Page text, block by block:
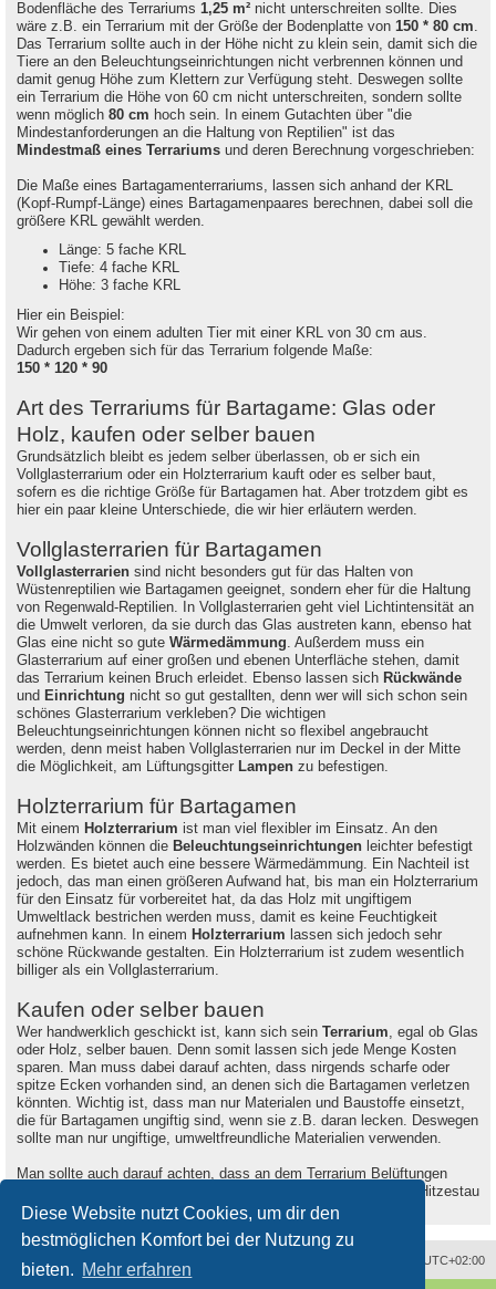
Diese Website nutzt Cookies, um dir den
bestmöglichen Komfort bei der Nutzung zu
bieten. Mehr erfahren
Bodenfläche des Terrariums 1,25 m² nicht unterschreiten sollte. Dies
wäre z.B. ein Terrarium mit der Größe der Bodenplatte von 150 * 80 cm.
Das Terrarium sollte auch in der Höhe nicht zu klein sein, damit sich die
Tiere an den Beleuchtungseinrichtungen nicht verbrennen können und
damit genug Höhe zum Klettern zur Verfügung steht. Deswegen sollte
ein Terrarium die Höhe von 60 cm nicht unterschreiten, sondern sollte
wenn möglich 80 cm hoch sein. In einem Gutachten über "die
Mindestanforderungen an die Haltung von Reptilien" ist das
Mindestmaß eines Terrariums und deren Berechnung vorgeschrieben:
Die Maße eines Bartagamenterrariums, lassen sich anhand der KRL
(Kopf-Rumpf-Länge) eines Bartagamenpaares berechnen, dabei soll die
größere KRL gewählt werden.
Länge: 5 fache KRL
Tiefe: 4 fache KRL
Höhe: 3 fache KRL
Hier ein Beispiel:
Wir gehen von einem adulten Tier mit einer KRL von 30 cm aus.
Dadurch ergeben sich für das Terrarium folgende Maße:
150 * 120 * 90
Art des Terrariums für Bartagame: Glas oder
Holz, kaufen oder selber bauen
Grundsätzlich bleibt es jedem selber überlassen, ob er sich ein
Vollglasterrarium oder ein Holzterrarium kauft oder es selber baut,
sofern es die richtige Größe für Bartagamen hat. Aber trotzdem gibt es
hier ein paar kleine Unterschiede, die wir hier erläutern werden.
Vollglasterrarien für Bartagamen
Vollglasterrarien sind nicht besonders gut für das Halten von
Wüstenreptilien wie Bartagamen geeignet, sondern eher für die Haltung
von Regenwald-Reptilien. In Vollglasterrarien geht viel Lichtintensität an
die Umwelt verloren, da sie durch das Glas austreten kann, ebenso hat
Glas eine nicht so gute Wärmedämmung. Außerdem muss ein
Glasterrarium auf einer großen und ebenen Unterfläche stehen, damit
das Terrarium keinen Bruch erleidet. Ebenso lassen sich Rückwände
und Einrichtung nicht so gut gestallten, denn wer will sich schon sein
schönes Glasterrarium verkleben? Die wichtigen
Beleuchtungseinrichtungen können nicht so flexibel angebraucht
werden, denn meist haben Vollglasterrarien nur im Deckel in der Mitte
die Möglichkeit, am Lüftungsgitter Lampen zu befestigen.
Holzterrarium für Bartagamen
Mit einem Holzterrarium ist man viel flexibler im Einsatz. An den
Holzwänden können die Beleuchtungseinrichtungen leichter befestigt
werden. Es bietet auch eine bessere Wärmedämmung. Ein Nachteil ist
jedoch, das man einen größeren Aufwand hat, bis man ein Holzterrarium
für den Einsatz für vorbereitet hat, da das Holz mit ungiftigem
Umweltlack bestrichen werden muss, damit es keine Feuchtigkeit
aufnehmen kann. In einem Holzterrarium lassen sich jedoch sehr
schöne Rückwande gestalten. Ein Holzterrarium ist zudem wesentlich
billiger als ein Vollglasterrarium.
Kaufen oder selber bauen
Wer handwerklich geschickt ist, kann sich sein Terrarium, egal ob Glas
oder Holz, selber bauen. Denn somit lassen sich jede Menge Kosten
sparen. Man muss dabei darauf achten, dass nirgends scharfe oder
spitze Ecken vorhanden sind, an denen sich die Bartagamen verletzen
könnten. Wichtig ist, dass man nur Materialen und Baustoffe einsetzt,
die für Bartagamen ungiftig sind, wenn sie z.B. daran lecken. Deswegen
sollte man nur ungiftige, umweltfreundliche Materialien verwenden.
Man sollte auch darauf achten, dass an dem Terrarium Belüftungen
eingebaut werden oder integriert sind, damit es nicht zu einem Hitzestau
kommt und die Luft zirkulieren kann.
UTC+02:00